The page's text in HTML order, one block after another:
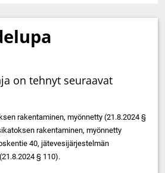
on tehnyt seuraavat
rakentaminen, myönnetty (21.8.2024 §
rakentaminen, myönnetty
40, jätevesijärjestelmän
§ 110).